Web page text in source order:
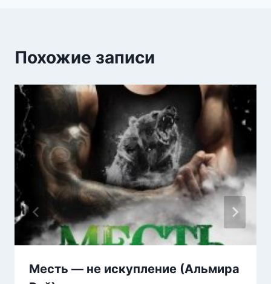
Похожие записи
Месть — не искупление (Альмира